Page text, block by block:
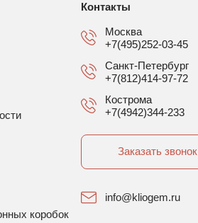
коробок
Контакты
Москва
+7(495)252-03-45
Санкт-Петербург
+7(812)414-97-72
Кострома
+7(4942)344-233
Заказать звонок
info@kliogem.ru